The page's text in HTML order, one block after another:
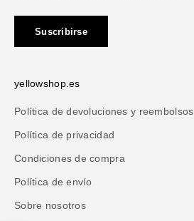
Suscribirse
yellowshop.es
Política de devoluciones y reembolsos
Política de privacidad
Condiciones de compra
Política de envío
Sobre nosotros